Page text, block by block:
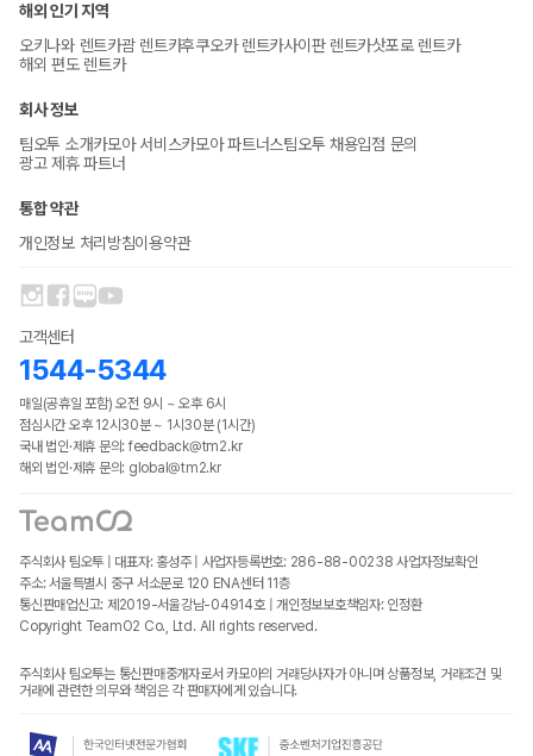
해외 인기 지역
오키나와 렌트카괌 렌트카후쿠오카 렌트카사이판 렌트카삿포로 렌트카
해외 편도 렌트카
회사 정보
팀오투 소개카모아 서비스카모아 파트너스팀오투 채용입점 문의
광고 제휴 파트너
통합 약관
개인정보 처리방침이용약관
고객센터
1544-5344
매일(공휴일 포함) 오전 9시 ~ 오후 6시
점심시간 오후 12시30분 ~ 1시30분 (1시간)
국내 법인·제휴 문의: feedback@tm2.kr
해외 법인·제휴 문의: global@tm2.kr
주식회사 팀오투 | 대표자: 홍성주 | 사업자등록번호: 286-88-00238 사업자정보확인
주소: 서울특별시 중구 서소문로 120 ENA센터 11층
통신판매업신고: 제2019-서울강남-04914호 | 개인정보보호책임자: 인정환
Copyright TeamO2 Co., Ltd. All rights reserved.
주식회사 팀오투는 통신판매중개자로서 카모아의 거래당사자가 아니며 상품정보, 거래조건 및
거래에 관련한 의무와 책임은 각 판매자에게 있습니다.